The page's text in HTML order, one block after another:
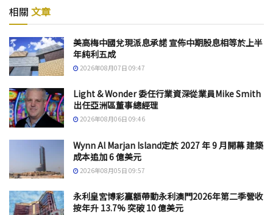
相關 文章
美高梅中國兌現派息承諾 宣佈中期股息相等於上半
年純利五成
2026年08月07日 09:47
Light & Wonder 委任行業資深從業員Mike Smith
出任亞洲區董事總經理
2026年08月06日 09:46
Wynn Al Marjan Island定於 2027 年 9 月開幕 建築
成本追加 6 億美元
2026年08月05日 09:57
永利皇宮博彩贏額帶動永利澳門2026年第二季營收
按年升 13.7% 突破 10 億美元